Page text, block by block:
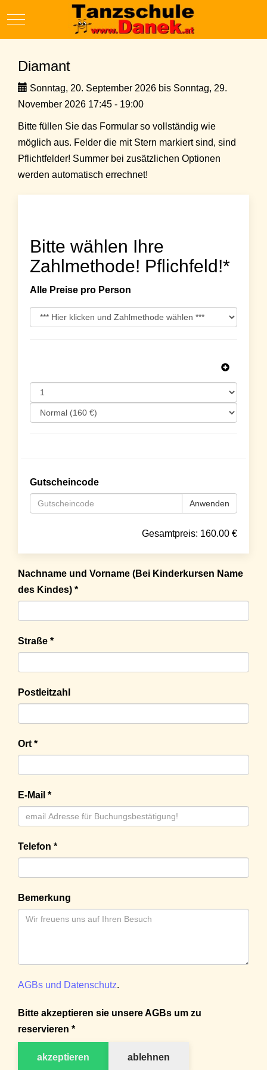
Mobile Menu Toggle
Diamant
Sonntag, 20. September 2026 bis Sonntag, 29.
November 2026 17:45 - 19:00
Bitte füllen Sie das Formular so vollständig wie
möglich aus. Felder die mit Stern markiert sind, sind
Pflichtfelder! Summer bei zusätzlichen Optionen
werden automatisch errechnet!
Bitte wählen Ihre
Zahlmethode! Pflichfeld!*
Alle Preise pro Person
Gutscheincode
Anwenden
Gesamtpreis: 160.00 €
Nachname und Vorname (Bei Kinderkursen Name
des Kindes) *
Straße *
Postleitzahl
Ort *
E-Mail *
Telefon *
Bemerkung
AGBs und Datenschutz.
Bitte akzeptieren sie unsere AGBs um zu
reservieren *
akzeptieren ablehnen